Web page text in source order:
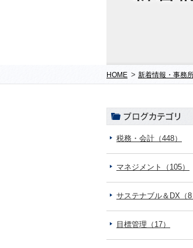
HOME > 新着情報・事務
税務・会計（448）
マネジメント（105）
サステナブル＆DX（8
目標管理（17）